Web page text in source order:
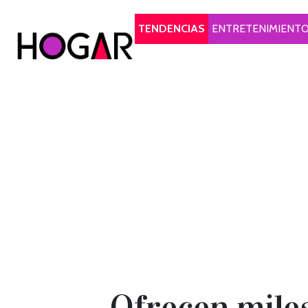
TENDENCIAS